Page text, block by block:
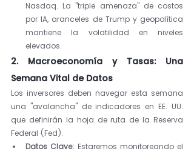
Nasdaq. La "triple amenaza" de costos
por IA, aranceles de Trump y geopolítica
mantiene la volatilidad en niveles
elevados.
2. Macroeconomía y Tasas: Una
Semana Vital de Datos
Los inversores deben navegar esta semana
una "avalancha" de indicadores en EE. UU.
que definirán la hoja de ruta de la Reserva
Federal (Fed).
Datos Clave: Estaremos monitoreando el